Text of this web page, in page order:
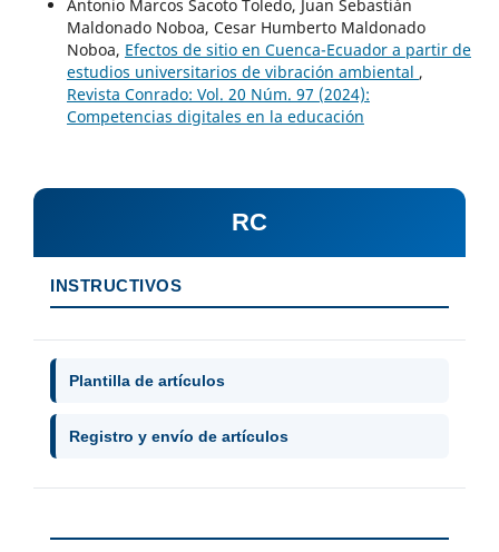
Antonio Marcos Sacoto Toledo, Juan Sebastián
Maldonado Noboa, Cesar Humberto Maldonado
Noboa, Efectos de sitio en Cuenca-Ecuador a partir de
estudios universitarios de vibración ambiental ,
Revista Conrado: Vol. 20 Núm. 97 (2024):
Competencias digitales en la educación
RC
INSTRUCTIVOS
Plantilla de artículos
Registro y envío de artículos